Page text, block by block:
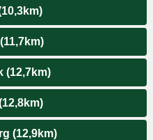
(12,7km)
(12,9km)